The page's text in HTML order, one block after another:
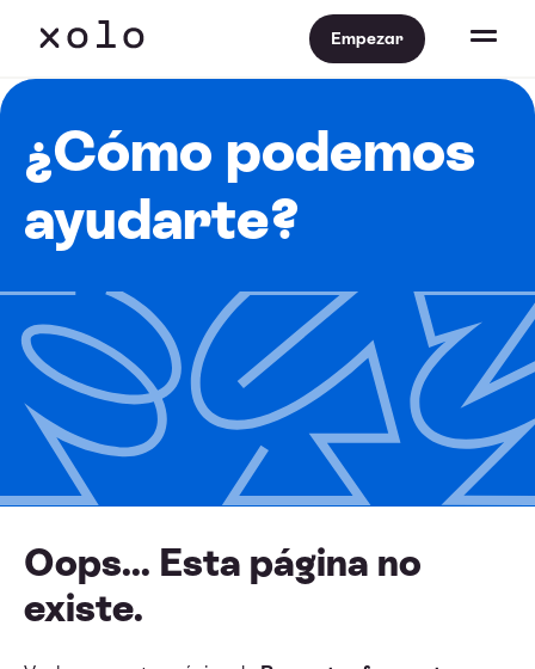
Empezar
¿Cómo podemos
ayudarte?
Oops... Esta página no
existe.